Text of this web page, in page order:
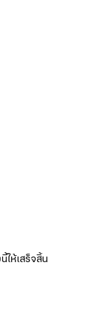
ให้เสร็จสิ้น